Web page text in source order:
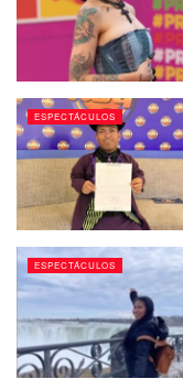
ESPECTÁCULOS
ESPECTÁCULOS